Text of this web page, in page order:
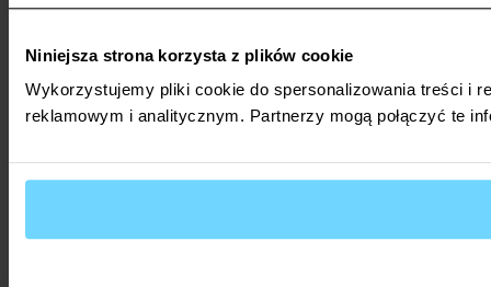
Niniejsza strona korzysta z plików cookie
Wykorzystujemy pliki cookie do spersonalizowania treści i
reklamowym i analitycznym. Partnerzy mogą połączyć te